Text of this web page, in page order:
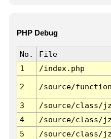
PHP Debug
No. File
1
/index.php
2 /source/
3 /source/class/
4
/source/class/
5
/source/class/